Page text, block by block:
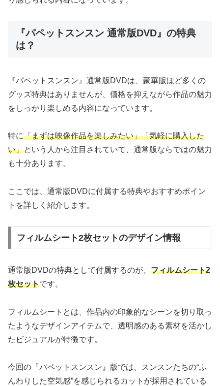
『パペットスンスン 通常版DVD』の特典
は？
『パペットスンスン』通常版DVDは、豪華版ほど多くの
グッズ特典はありませんが、価格を抑えながら作品の魅力
をしっかり楽しめる内容になっています。
特に「まずは映像作品を楽しみたい」「気軽に購入した
い」という人から注目されていて、通常版ならではの魅力
も十分あります。
ここでは、通常版DVDに付属する特典やおすすめポイン
トを詳しく紹介します。
フィルムシート2枚セットのデザイン情報
通常版DVDの特典として付属するのが、 フィルムシート2
枚セットです。
フィルムシートとは、作品内の印象的なシーンを切り取っ
たようなデザインアイテムで、透明感のある素材を活かし
たビジュアルが特徴です。
今回の『パペットスンスン』版では、スンスンたちの“ふ
んわりした空気感”を感じられるカットが採用されている